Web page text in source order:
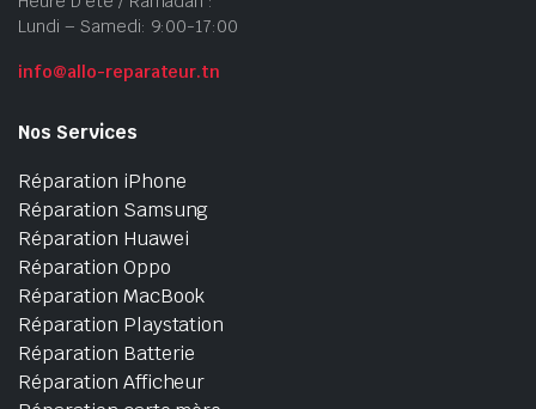
Lundi – Samedi: 9:00-17:00
info@allo-reparateur.tn
Nos Services
Réparation iPhone
Réparation Samsung
Réparation Huawei
Réparation Oppo
Réparation MacBook
Réparation Playstation
Réparation Batterie
Réparation Afficheur